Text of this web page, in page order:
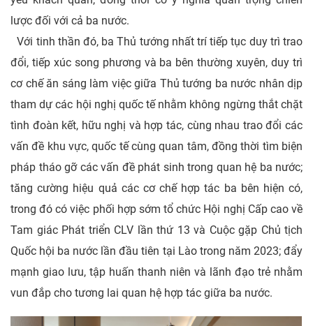
lược đối với cả ba nước.
Với tinh thần đó, ba Thủ tướng nhất trí tiếp tục duy trì trao
đổi, tiếp xúc song phương và ba bên thường xuyên, duy trì
cơ chế ăn sáng làm việc giữa Thủ tướng ba nước nhân dịp
tham dự các hội nghị quốc tế nhằm không ngừng thắt chặt
tình đoàn kết, hữu nghị và hợp tác, cùng nhau trao đổi các
vấn đề khu vực, quốc tế cùng quan tâm, đồng thời tìm biện
pháp tháo gỡ các vấn đề phát sinh trong quan hệ ba nước;
tăng cường hiệu quả các cơ chế hợp tác ba bên hiện có,
trong đó có việc phối hợp sớm tổ chức Hội nghị Cấp cao về
Tam giác Phát triển CLV lần thứ 13 và Cuộc gặp Chủ tịch
Quốc hội ba nước lần đầu tiên tại Lào trong năm 2023; đẩy
mạnh giao lưu, tập huấn thanh niên và lãnh đạo trẻ nhằm
vun đắp cho tương lai quan hệ hợp tác giữa ba nước.